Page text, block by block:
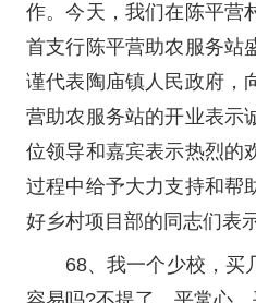
作。今天，我们在陈平营
首支行陈平营助农服务站
谨代表陶庙镇人民政府，
营助农服务站的开业表示
位领导和嘉宾表示热烈的
过程中给予大力支持和帮
好乡村项目部的同志们表
68、我一个少校，买